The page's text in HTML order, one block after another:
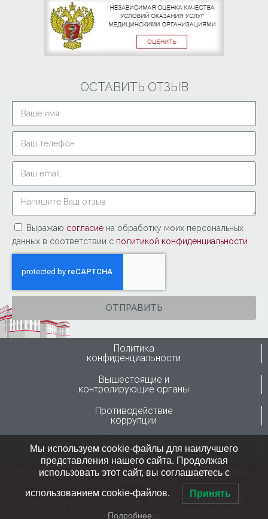
ОСТАВИТЬ ОТЗЫВ
Выражаю согласие на обработку моих персональных
данных в соответствии с политикой конфиденциальности
ОТПРАВИТЬ
Политика
конфиденциальности
Вышестоящие и
контролирующие органы
Противодействие
коррупции
Горячая линия
Минздрава России
© 1946-2024 ФГБУ “ННИИТО им. Я.Л.Цивьяна” Минздрава
ИНФОРМАЦИЯ НА САЙТЕ НЕ ЯВЛЯЕТСЯ ПУБЛИЧНОЙ
ОФЕРТОЙ, СОГЛАСНО СТАТЬЕ №437 ГРАЖДАНСКОГО
Мы используем cookie-файлы для наилучшего
представления нашего сайта. Продолжая
использовать этот сайт, вы соглашаетесь с
использованием cookie-файлов. Принять
Подробнее…